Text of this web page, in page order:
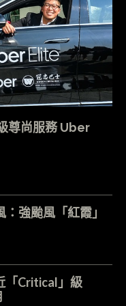
尊尚服務 Uber
強颱風「紅霞」
「Critical」級